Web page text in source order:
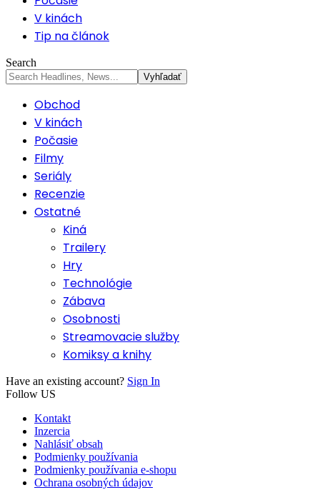
V kinách
Tip na článok
Search
Obchod
V kinách
Počasie
Filmy
Seriály
Recenzie
Ostatné
Kiná
Trailery
Hry
Technológie
Zábava
Osobnosti
Streamovacie služby
Komiksy a knihy
Have an existing account? Sign In
Follow US
Kontakt
Inzercia
Nahlásiť obsah
Podmienky používania
Podmienky používania e-shopu
Ochrana osobných údajov